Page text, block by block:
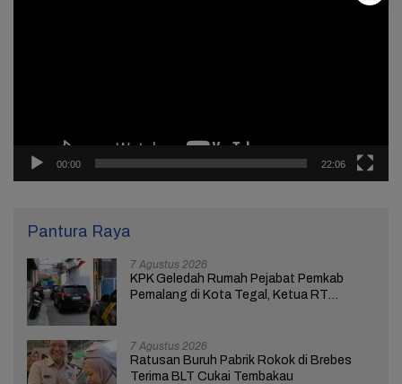
00:00 22:06
Pantura Raya
7 Agustus 2026
KPK Geledah Rumah Pejabat Pemkab
Pemalang di Kota Tegal, Ketua RT
7 Agustus 2026
Ratusan Buruh Pabrik Rokok di Brebes
Terima BLT Cukai Tembakau